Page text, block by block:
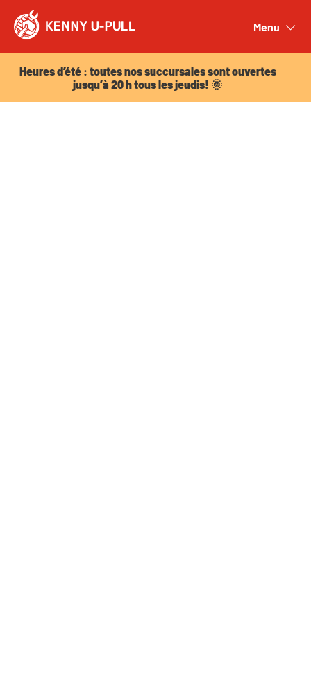
Menu
Heures d’été : toutes nos succursales sont ouvertes
jusqu’à 20 h tous les jeudis! 🌞